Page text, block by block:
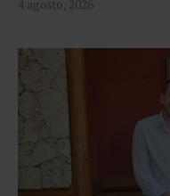
4 agosto, 2026